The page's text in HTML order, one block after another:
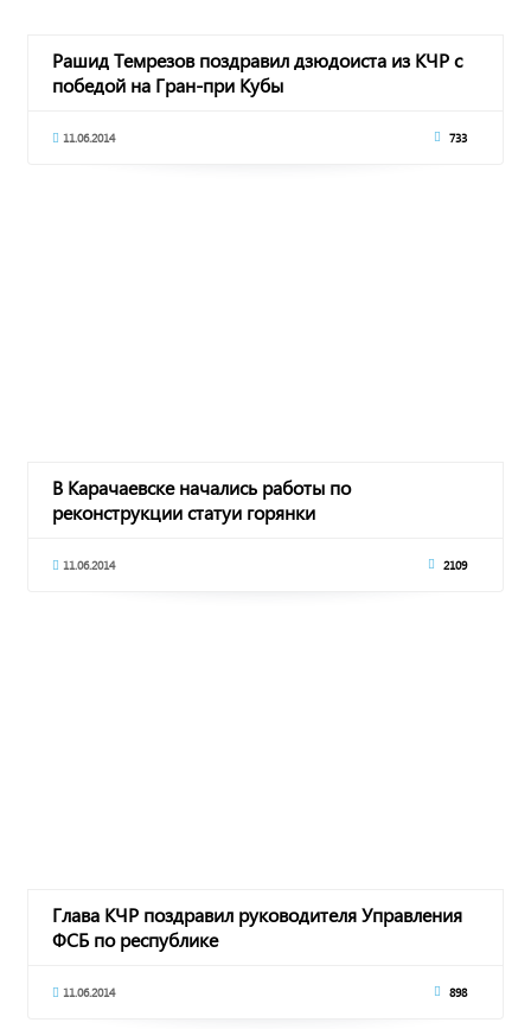
Рашид Темрезов поздравил дзюдоиста из КЧР с
победой на Гран-при Кубы
11.06.2014 733
В Карачаевске начались работы по
реконструкции статуи горянки
11.06.2014 2109
Глава КЧР поздравил руководителя Управления
ФСБ по республике
11.06.2014 898